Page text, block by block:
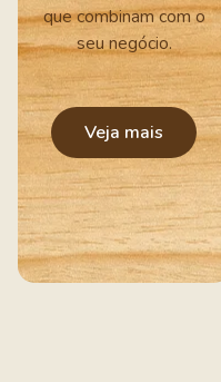
que combinam com o
seu negócio.
Veja mais